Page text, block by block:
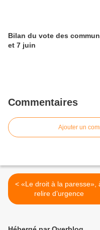
Bilan du vote des
et 7 juin
Commentaires
Ajouter un
< «Le droit à la paresse», à
relire d’urgence